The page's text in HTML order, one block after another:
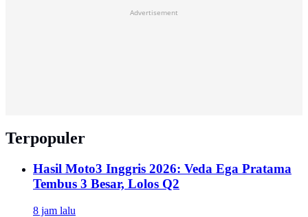
Advertisement
Terpopuler
Hasil Moto3 Inggris 2026: Veda Ega Pratama
Tembus 3 Besar, Lolos Q2
8 jam lalu